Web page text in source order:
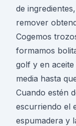
de
remover
Cogemos
formamos
golf y en
media hasta
Cuando estén
escurriendo el
espumadera y